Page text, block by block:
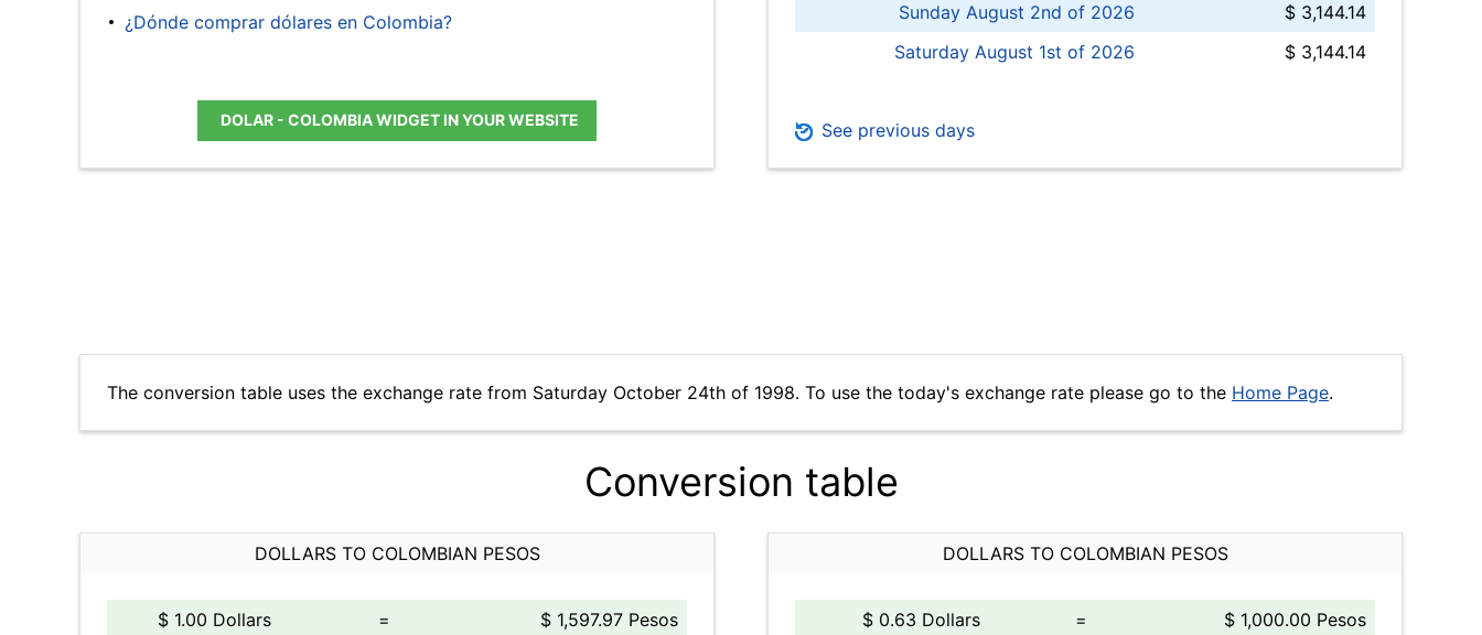
¿Dónde comprar dólares en Colombia?
DOLAR - COLOMBIA WIDGET IN YOUR WEBSITE
Sunday August 2nd of 2026
$ 3,144.14
Saturday August 1st of 2026
$ 3,144.14
See previous days
The conversion table uses the exchange rate from Saturday October 24th of 1998. To use the today's exchange rate please go to the Home Page.
Conversion table
DOLLARS TO COLOMBIAN PESOS
$ 1.00 Dollars =
$ 1,597.97 Pesos
DOLLARS TO COLOMBIAN PESOS
$ 0.63 Dollars =
$ 1,000.00 Pesos